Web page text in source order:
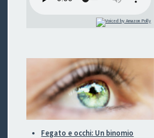
Fegato e occhi: Un binomio